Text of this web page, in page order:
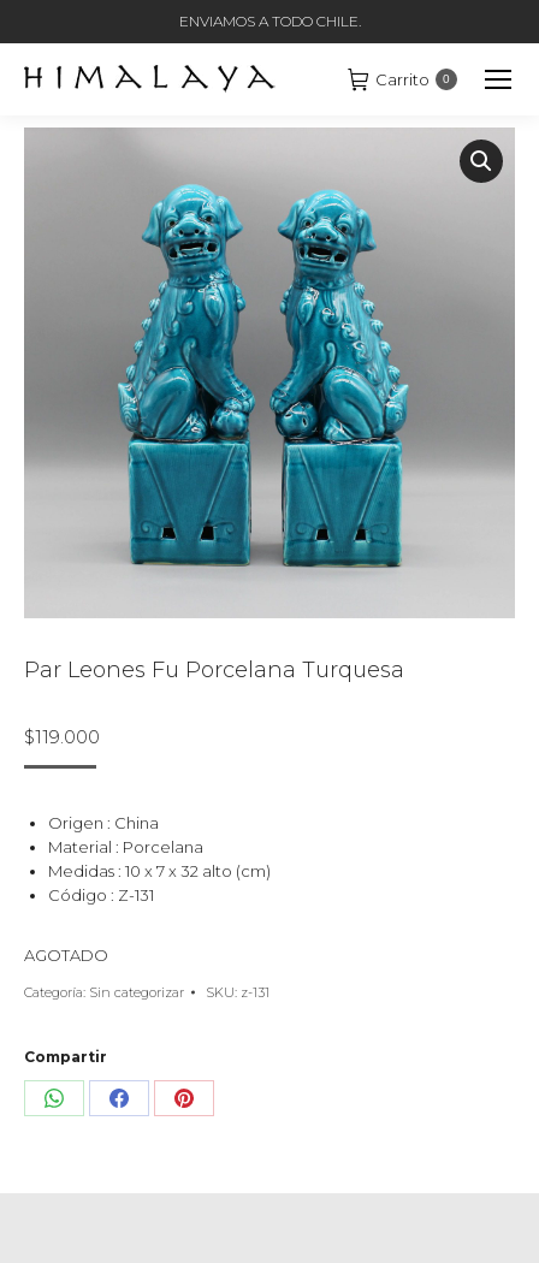
ENVIAMOS A TODO CHILE.
Carrito 0
Par Leones Fu Porcelana Turquesa
$119.000
Origen : China
Material : Porcelana
Medidas : 10 x 7 x 32 alto (cm)
Código : Z-131
AGOTADO
Categoría: Sin categorizar SKU: z-131
Compartir
Share Share Share